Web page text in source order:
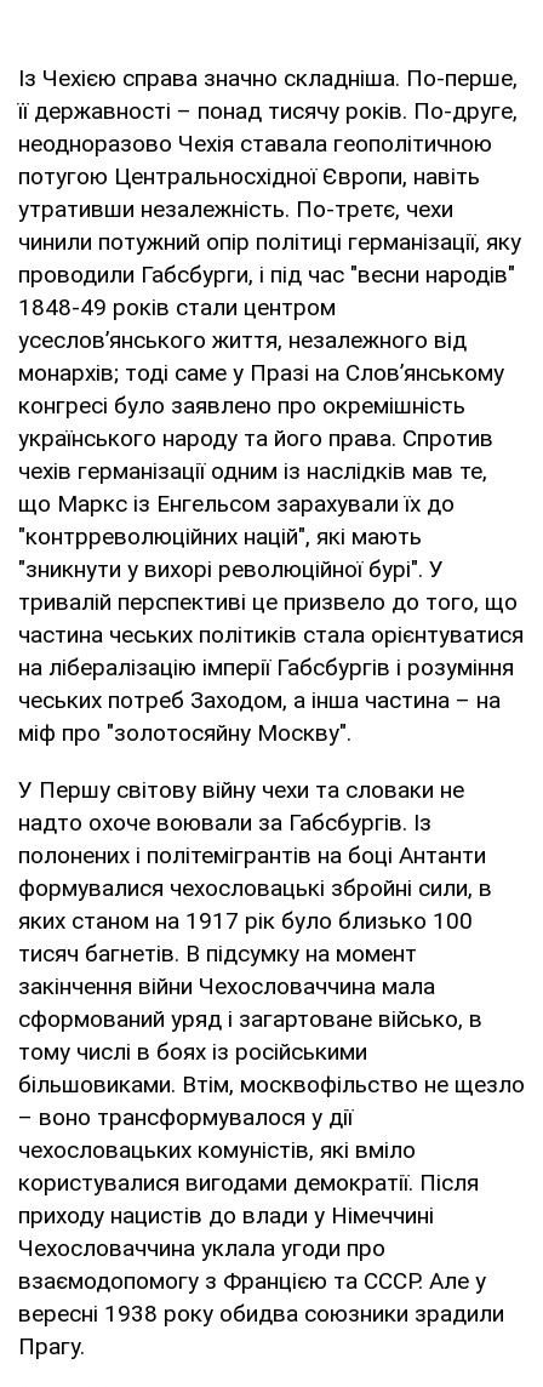
Із Чехією справа значно складніша. По-перше,
її державності – понад тисячу років. По-друге,
неодноразово Чехія ставала геополітичною
потугою Центральносхідної Європи, навіть
утративши незалежність. По-третє, чехи
чинили потужний опір політиці германізації, яку
проводили Габсбурги, і під час "весни народів"
1848-49 років стали центром
усеслов’янського життя, незалежного від
монархів; тоді саме у Празі на Слов’янському
конгресі було заявлено про окремішність
українського народу та його права. Спротив
чехів германізації одним із наслідків мав те,
що Маркс із Енгельсом зарахували їх до
"контрреволюційних націй", які мають
"зникнути у вихорі революційної бурі". У
тривалій перспективі це призвело до того, що
частина чеських політиків стала орієнтуватися
на лібералізацію імперії Габсбургів і розуміння
чеських потреб Заходом, а інша частина – на
міф про "золотосяйну Москву".
У Першу світову війну чехи та словаки не
надто охоче воювали за Габсбургів. Із
полонених і політемігрантів на боці Антанти
формувалися чехословацькі збройні сили, в
яких станом на 1917 рік було близько 100
тисяч багнетів. В підсумку на момент
закінчення війни Чехословаччина мала
сформований уряд і загартоване військо, в
тому числі в боях із російськими
більшовиками. Втім, москвофільство не щезло
– воно трансформувалося у дії
чехословацьких комуністів, які вміло
користувалися вигодами демократії. Після
приходу нацистів до влади у Німеччині
Чехословаччина уклала угоди про
взаємодопомогу з Францією та СССР. Але у
вересні 1938 року обидва союзники зрадили
Прагу.